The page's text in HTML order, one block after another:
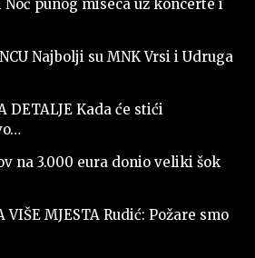
Noć punog miseca uz koncerte i
Najbolji su MNK Vrsi i Udruga
DETALJE Kada će stići
na 3.000 eura donio veliki šok
VIŠE MJESTA Rudić: Požare smo